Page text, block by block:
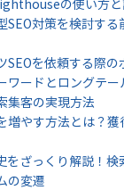
の使い方と
SEO対策を検討す
SEOを依頼する際
ワードとロングテ
集客の実現方法
増やす方法とは？
をざっくり解説！
の変遷